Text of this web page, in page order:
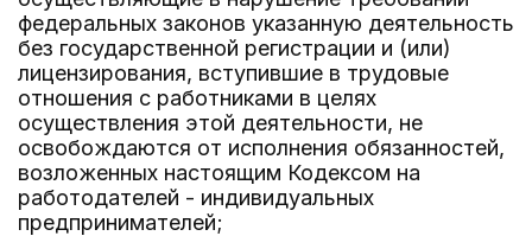
федеральных законов указанную деятельность
без государственной регистрации и (или)
лицензирования, вступившие в трудовые
отношения с работниками в целях
осуществления этой деятельности, не
освобождаются от исполнения обязанностей,
возложенных настоящим Кодексом на
работодателей - индивидуальных
предпринимателей;